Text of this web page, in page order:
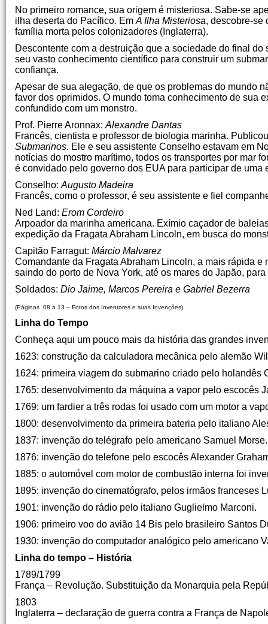
No primeiro romance, sua origem é misteriosa. Sabe-se
ilha deserta do Pacífico. Em A Ilha Misteriosa, descobre-se
família morta pelos colonizadores (Inglaterra).
Descontente com a destruição que a sociedade do final
seu vasto conhecimento científico para construir um
confiança.
Apesar de sua alegação, de que os problemas do mundo
favor dos oprimidos. O mundo toma conhecimento de sua
confundido com um monstro.
Prof. Pierre Aronnax: Alexandre Dantas
Francês, cientista e professor de biologia marinha.
Submarinos. Ele e seu assistente Conselho estavam em
notícias do mostro marítimo, todos os transportes por mar
é convidado pelo governo dos EUA para participar de uma
Conselho: Augusto Madeira
Francês, como o professor, é seu assistente e fiel
Ned Land: Erom Cordeiro
Arpoador da marinha americana. Exímio caçador de
expedição da Fragata Abraham Lincoln, em busca do
Capitão Farragut: Márcio Malvarez
Comandante da Fragata Abraham Lincoln, a mais rápida
saindo do porto de Nova York, até os mares do Japão,
Soldados: Dio Jaime, Marcos Pereira e Gabriel Bezerra
(Páginas 08 a 13 – Fotos dos Inventores e suas Invenções)
Linha do Tempo
Conheça aqui um pouco mais da história das grandes
1623: construção da calculadora mecânica pelo alemão
1624: primeira viagem do submarino criado pelo holandês
1765: desenvolvimento da máquina a vapor pelo escocês
1769: um fardier a três rodas foi usado com um motor a
1800: desenvolvimento da primeira bateria pelo italiano
1837: invenção do telégrafo pelo americano Samuel Morse.
1876: invenção do telefone pelo escocês Alexander
1885: o automóvel com motor de combustão interna foi
1895: invenção do cinematógrafo, pelos irmãos franceses
1901: invenção do rádio pelo italiano Guglielmo Marconi.
1906: primeiro voo do avião 14 Bis pelo brasileiro Santos
1930: invenção do computador analógico pelo americano
Linha do tempo – História
1789/1799
França – Revolução. Substituição da Monarquia pela
1803
Inglaterra – declaração de guerra contra a França de